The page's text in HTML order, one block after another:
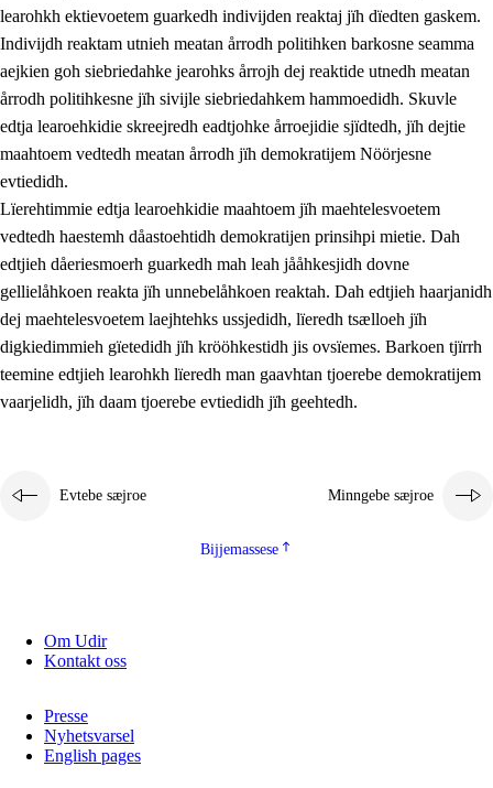
2.1 Sosijaale lïereme jïh evtiedimmie
2.2 Maahtoe faagine
2.3 Vihkeles tjiehpiesvoeth
2.4 Lïeredh lïeredh
Dåaresthfaageles teemah
2.5 Dåaresthfaageles teemah
2.5.1 Almetjehealsoe jïh jieledehaalveme
2.5.2 Demokratije jïh meatanårrojevoete
2.5.3 Monnehke evtiedimmie
learohkh ektievoetem guarkedh indivijden reaktaj jïh dïedten gaskem.
Indivijdh reaktam utnieh meatan årrodh politihken barkosne seamma
aejkien goh siebriedahke jearohks årrojh dej reaktide utnedh meatan
årrodh politihkesne jïh sivijle siebriedahkem hammoedidh. Skuvle
edtja learoehkidie skreejredh eadtjohke årroejidie sjïdtedh, jïh dejtie
maahtoem vedtedh meatan årrodh jïh demokratijem Nöörjesne
evtiedidh.
Lïerehtimmie edtja learoehkidie maahtoem jïh maehtelesvoetem
vedtedh haestemh dåastoehtidh demokratijen prinsihpi mietie. Dah
edtjieh dåeriesmoerh guarkedh mah leah jååhkesjidh dovne
gellielåhkoen reakta jïh unnebelåhkoen reaktah. Dah edtjieh haarjanidh
dej maehtelesvoetem laejhtehks ussjedidh, lïeredh tsælloeh jïh
digkiedimmieh gïetedidh jïh krööhkestidh jis ovsïemes. Barkoen tjïrrh
teemine edtjieh learohkh lïeredh man gaavhtan tjoerebe demokratijem
vaarjelidh, jïh daam tjoerebe evtiedidh jïh geehtedh.
Evtebe sæjroe Minngebe sæjroe
Bijjemassese
Om Udir
Kontakt oss
Presse
Nyhetsvarsel
English pages